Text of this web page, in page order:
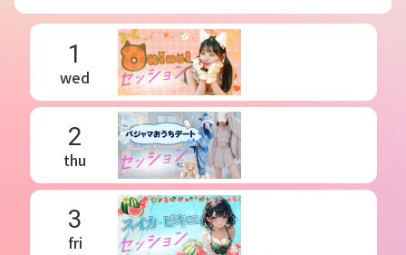
1
wed
2
thu
3
fri